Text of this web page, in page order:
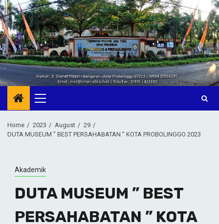
Skip
to
content
Primary
Menu
Home 2023 August
29
DUTA MUSEUM ” BEST PERSAHABATAN ” KOTA PROBOLINGGO 2023
Akademik
DUTA MUSEUM ” BEST
PERSAHABATAN ” KOTA